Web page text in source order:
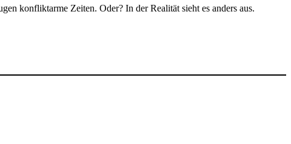
konfliktarme Zeiten. Oder? In der Realität sieht es anders aus.